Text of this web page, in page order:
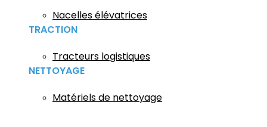
Nacelles élévatrices
TRACTION
Tracteurs logistiques
NETTOYAGE
Matériels de nettoyage